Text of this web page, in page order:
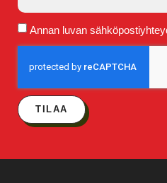
Annan luvan
TILAA